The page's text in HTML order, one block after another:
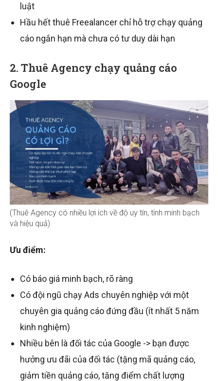
luật
Hầu hết thuê Freealancer chỉ hỗ trợ chạy quảng
cáo ngắn hạn mà chưa có tư duy dài hạn
2. Thuê Agency chạy quảng cáo
Google
(Thuê Agency có nhiều lợi ích về độ uy tín, tính minh bạch
và hiệu quả)
Ưu điểm:
Có báo giá minh bạch, rõ ràng
Có đội ngũ chạy Ads chuyên nghiệp với một
chuyên gia quảng cáo đứng đầu (ít nhất 5 năm
kinh nghiệm)
Nhiều bên là đối tác của Google -> bạn được
hưởng ưu đãi của đối tác (tặng mã quảng cáo,
giảm tiền quảng cáo, tăng điểm chất lượng